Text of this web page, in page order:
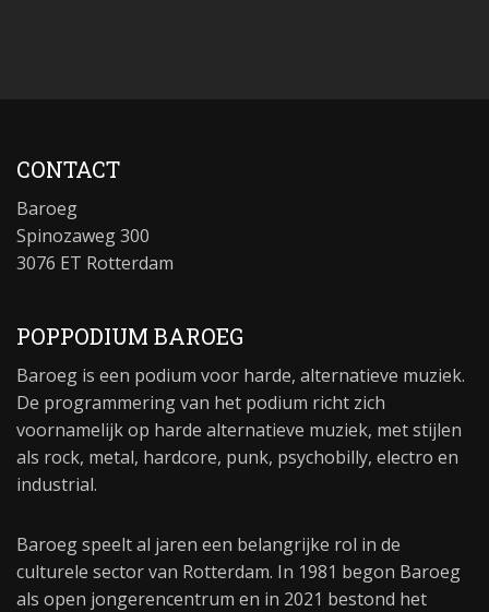
CONTACT
Baroeg
Spinozaweg 300
3076 ET Rotterdam
POPPODIUM BAROEG
Baroeg is een podium voor harde, alternatieve muziek.
De programmering van het podium richt zich
voornamelijk op harde alternatieve muziek, met stijlen
als rock, metal, hardcore, punk, psychobilly, electro en
industrial.
Baroeg speelt al jaren een belangrijke rol in de
culturele sector van Rotterdam. In 1981 begon Baroeg
als open jongerencentrum en in 2021 bestond het